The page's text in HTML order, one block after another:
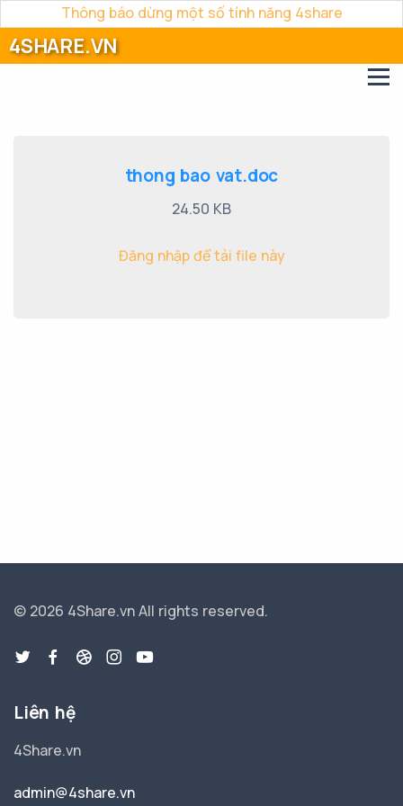
Thông báo dừng một số tính năng 4share
4SHARE.VN
thong bao vat.doc
24.50 KB
Đăng nhập để tải file này
© 2026 4Share.vnAll rights reserved.
Liên hệ
4Share.vn
admin@4share.vn